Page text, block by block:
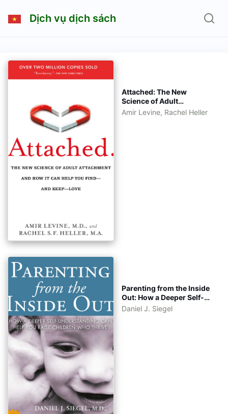
Dịch vụ dịch sách
Attached: The New
Science of Adult
Attachment and How It
Can Help You Find - and
Amir Levine, Rachel Heller
Parenting from the Inside
Out: How a Deeper Self-
Understanding Can Help
You Raise Children Who
Daniel J. Siegel